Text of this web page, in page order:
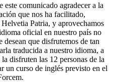
este comunicado agradecer a la
que nos ha facilitado,
Patria, y aprovechamos
oficial en nuestro país no
que disfrutemos de tan
traducida a nuestro idioma, a
disfruten las 12 personas de la
un curso de inglés previsto en el